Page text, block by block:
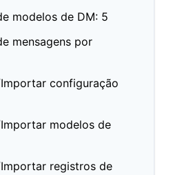
modelos de DM: 5
mensagens por
configuração
modelos de
registros de